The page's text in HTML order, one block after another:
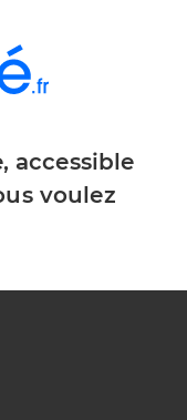
accessible
voulez